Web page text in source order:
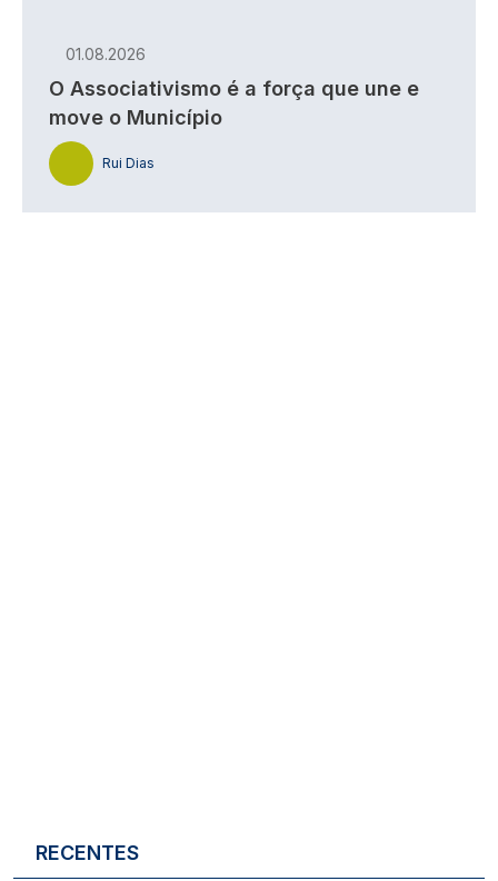
01.08.2026
O Associativismo é a força que une e
move o Município
Rui Dias
RECENTES